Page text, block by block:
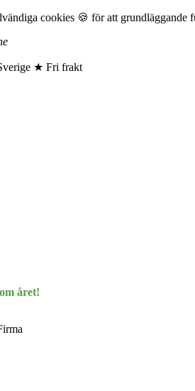
cookies 🍪 för att
★ Fri frakt
året!